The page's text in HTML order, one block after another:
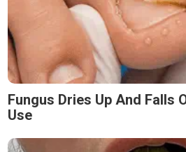
Fungus Dries Up And Falls
Use